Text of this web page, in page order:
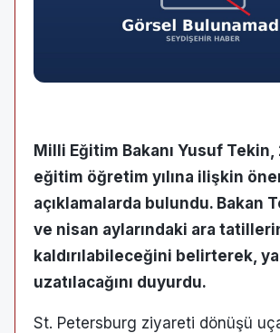
Milli Eğitim Bakanı Yusuf
eğitim öğretim yılına ilişkin
açıklamalarda bulundu. Bakan
ve nisan aylarındaki ara
kaldırılabileceğini belirterek,
uzatılacağını duyurdu.
St. Petersburg ziyareti dönüşü